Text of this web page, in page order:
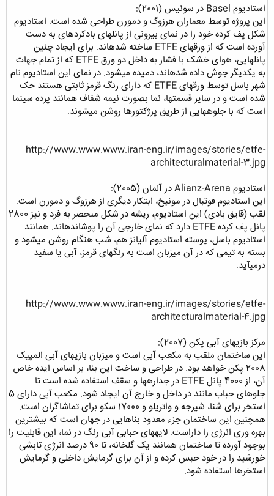
استادیوم Basel در سوئیس (2001):
این پروژه توسط معماران هرزوگ و دمورن طراحی شده است. استادیوم
شکل پف کرده خود را در نمای بیرونی از پانلهای بادکردهای به دست
آورده است که از ورقهای ETFE ساخته شده­اند. برای ایجاد چنین
پانلهایی، هوای خشک با فشار به داخل دو ورق ETFE که از تمام جهات
به یکدیگر جوش داده شدهاند، دمیده میشود. در نمای این استادیوم نام
شهر باسل توسط ورقهای ETFE که دارای رنگ قرمز ثابتی هستند حک
شده است و در سایر قسمتها، نما بصورت نیمه شفاف همانند پرده سینما
است که با جلوههایی از طریق پرژکتورها روشن می­شوند.
http://www.www.www.iran-eng.ir/images/stories/etfe-
architecturalmaterial-3.jpg
استادیوم Alianz-Arena در آلمان (2005):
این استادیوم فوتبال در مونیخ، ابتکار دیگری از هرزوگ و دمورن است.
لقب (قایق بادی) این استادیوم، ریشه در شکل منحصر به فرد و نیز 2800
پانل پف کرده ETFE دارد که نمای خارجی آن را پوشاندهاند. همانند
استادیوم باسل، پوسته استادیوم آلیانز هم، شب هنگام روشن میشود و
بسته به تیمی که در آن میزبان است به رنگهای قرمز، آبی یا سفید
درمیآید.
http://www.www.www.iran-eng.ir/images/stories/etfe-
architecturalmaterial-4.jpg
مرکز بازیهای آبی پکن (2007):
این ساختمان ملقب به مکعب آبی است و میزبان بازیهای آبی المپیک
2008 پکن خواهد بود. در طراحی و ساخت این بنا، بر اساس ایده خاص
آن، از 4000 پانل ETFE در جدارهها و سقف استفاده شده است تا
جلوهای حباب مانند در داخل و خارج آن ایجاد شود. مکعب آبی دارای 5
استخر برای شنا، شیرجه و واترپلو و 17000 سکو برای تماشاگران است.
همچنین این ساختمان جزء معدود بناهایی در جهان است که بیشترین
بهره وری انرژی را داراست. لایههای حبابی آبی رنگ در نما، این قابلیت را
بوجود آورده تا ساختمان همانند یک گلخانه، تا 90 درصد انرژی تابشی
خورشید را در خود حبس کرده و از آن برای گرمایش داخلی و گرمایش
استخرها استفاده شود.